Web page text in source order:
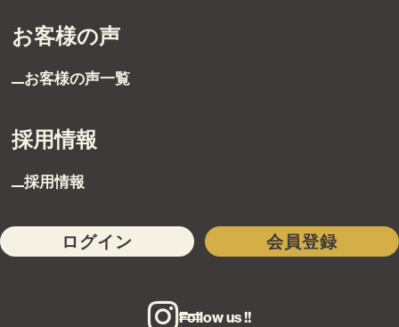
お客様の声
お客様の声一覧
採用情報
採用情報
ログイン 会員登録
Follow us !!
〒144-0035
東京都大田区南蒲田1-1-25 蒲田東日本ビル5F